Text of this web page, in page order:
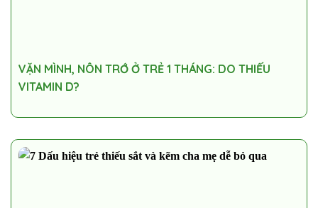
VẶN MÌNH, NÔN TRỚ Ở TRẺ 1 THÁNG: DO THIẾU
VITAMIN D?